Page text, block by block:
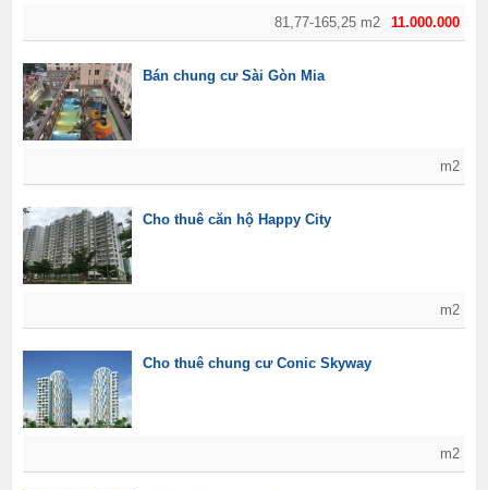
11.000.000
81,77-165,25 m2
m2
Bán chung cư Sài Gòn Mia
m2
Cho thuê căn hộ Happy City
m2
Cho thuê chung cư Conic Skyway